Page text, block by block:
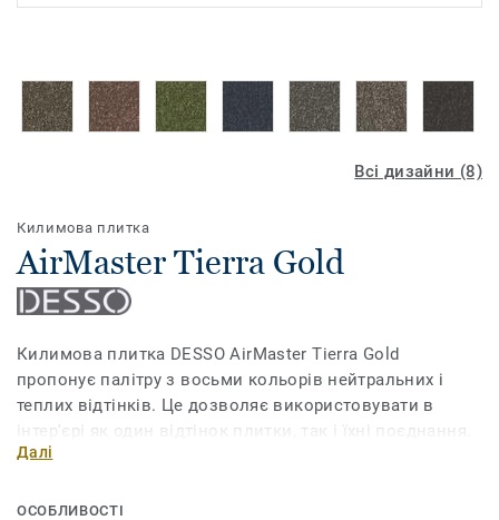
Всі дизайни (8)
Килимова плитка
AirMaster Tierra Gold
Килимова плитка DESSO AirMaster Tierra Gold
пропонує палітру з восьми кольорів нейтральних і
теплих відтінків. Це дозволяє використовувати в
інтер'єрі як один відтінок плитки, так і їхні поєднання.
DESSO AirMaster Tierra Gold гармонійно поєднується з
AirMaster Nazca Gold.
Далі
ОСОБЛИВОСТІ